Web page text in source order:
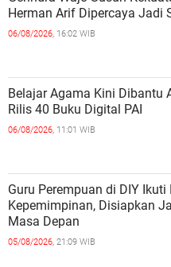
Herman Arif Dipercaya Jadi
06/08/2026, 16:02 WIB
Belajar Agama Kini Dibantu
Rilis 40 Buku Digital PAI
06/08/2026, 11:01 WIB
Guru Perempuan di DIY Ikuti
Kepemimpinan, Disiapkan
Masa Depan
05/08/2026, 21:09 WIB